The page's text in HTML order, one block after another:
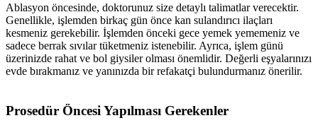
Ablasyon öncesinde, doktorunuz size detaylı talimatlar verecektir.
Genellikle, işlemden birkaç gün önce kan sulandırıcı ilaçları
kesmeniz gerekebilir. İşlemden önceki gece yemek yememeniz ve
sadece berrak sıvılar tüketmeniz istenebilir. Ayrıca, işlem günü
üzerinizde rahat ve bol giysiler olması önemlidir. Değerli eşyalarınızı
evde bırakmanız ve yanınızda bir refakatçi bulundurmanız önerilir.
Prosedür Öncesi Yapılması Gerekenler